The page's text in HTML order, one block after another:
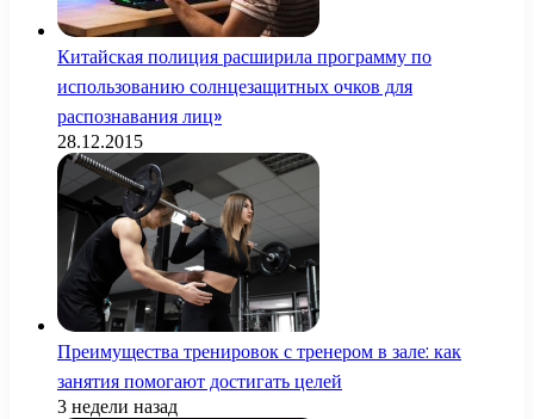
Китайская полиция расширила программу по
использованию солнцезащитных очков для
распознавания лиц»
28.12.2015
Преимущества тренировок с тренером в зале: как
занятия помогают достигать целей
3 недели назад